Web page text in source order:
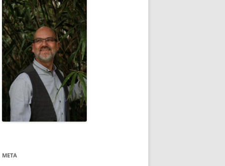
META